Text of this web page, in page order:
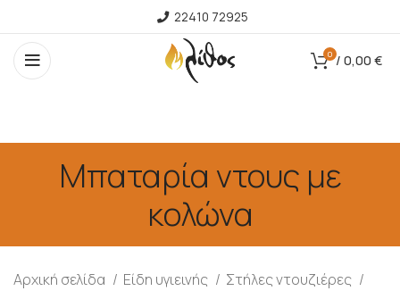
22410 72925
0 / 0,00 €
Μπαταρία ντους με
κολώνα
Αρχική σελίδα Είδη υγιεινής
Στήλες ντουζιέρες